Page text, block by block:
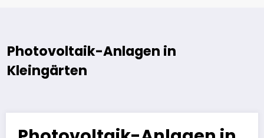
Photovoltaik-Anlagen in
Kleingärten